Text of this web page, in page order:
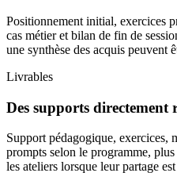
Positionnement initial, exercices
cas métier et bilan de fin de
une synthèse des acquis peuvent
Livrables
Des supports directement
Support pédagogique, exercices,
prompts selon le programme,
les ateliers lorsque leur partage